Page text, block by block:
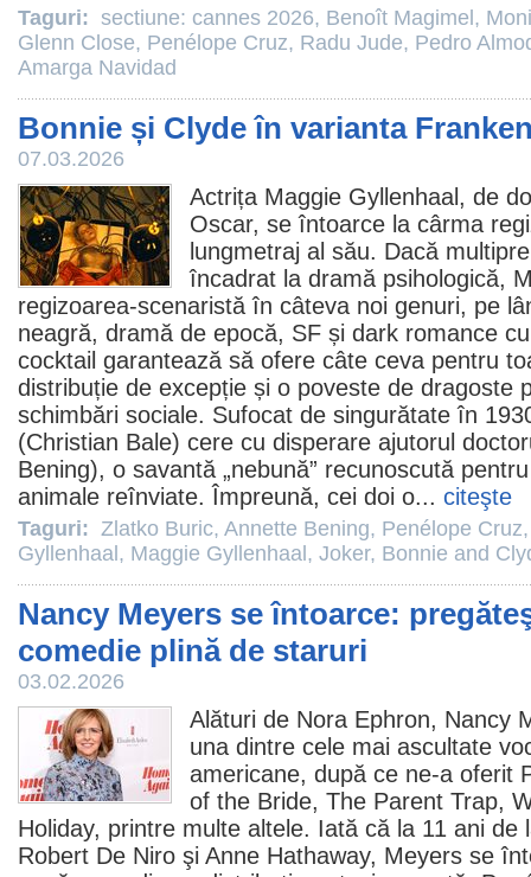
Taguri: sectiune: cannes 2026, Benoît Magimel ,
Glenn Close, Penélope Cruz, Radu Jude, Pedro
Amarga Navidad
Bonnie și Clyde în varianta
07.03.2026
Actrița Maggie Gyllenhaal , de
Oscar, se întoarce la cârma
lungmetraj al său. Dacă
încadrat la dramă psihologică,
regizoarea-scenaristă în câteva noi genuri, pe
neagră, dramă de epocă, SF și dark romance
cocktail garantează să ofere câte ceva pentru
distribuție de excepție și o poveste de dragoste
schimbări sociale. Sufocat de singurătate în
(Christian Bale) cere cu disperare ajutorul
Bening), o savantă „nebună” recunoscută
animale reînviate. Împreună, cei doi o... citeşte
Taguri: Zlatko Buric, Annette Bening, Penélope Cruz
Gyllenhaal , Maggie Gyllenhaal , Joker, Bonnie and
Nancy Meyers se întoarce:
comedie plină de staruri
03.02.2026
Alături de Nora Ephron, Nancy
una dintre cele mai ascultate
americane, după ce ne-a oferit
of the Bride, The Parent Trap,
Holiday, printre multe altele. Iată că la 11 ani
Robert De Niro şi Anne Hathaway, Meyers se